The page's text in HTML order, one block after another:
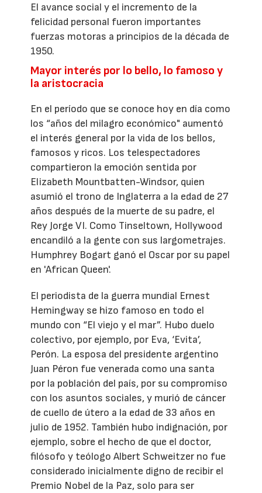
El avance social y el incremento de la
felicidad personal fueron importantes
fuerzas motoras a principios de la década de
1950.
Mayor interés por lo bello, lo famoso y
la aristocracia
En el período que se conoce hoy en día como
los “años del milagro económico" aumentó
el interés general por la vida de los bellos,
famosos y ricos. Los telespectadores
compartieron la emoción sentida por
Elizabeth Mountbatten-Windsor, quien
asumió el trono de Inglaterra a la edad de 27
años después de la muerte de su padre, el
Rey Jorge VI. Como Tinseltown, Hollywood
encandiló a la gente con sus largometrajes.
Humphrey Bogart ganó el Oscar por su papel
en 'African Queen'.
El periodista de la guerra mundial Ernest
Hemingway se hizo famoso en todo el
mundo con “El viejo y el mar”. Hubo duelo
colectivo, por ejemplo, por Eva, ‘Evita’,
Perón. La esposa del presidente argentino
Juan Péron fue venerada como una santa
por la población del país, por su compromiso
con los asuntos sociales, y murió de cáncer
de cuello de útero a la edad de 33 años en
julio de 1952. También hubo indignación, por
ejemplo, sobre el hecho de que el doctor,
filósofo y teólogo Albert Schweitzer no fue
considerado inicialmente digno de recibir el
Premio Nobel de la Paz, solo para ser